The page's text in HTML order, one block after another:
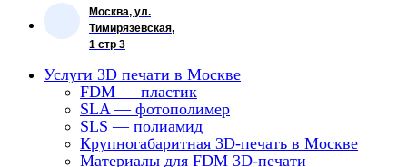
Москва, ул.
Тимирязевская,
1 стр 3
Услуги 3D печати в Москве
FDM — пластик
SLA — фотополимер
SLS — полиамид
Крупногабаритная 3D-печать в Москве
Материалы для FDM 3D-печати